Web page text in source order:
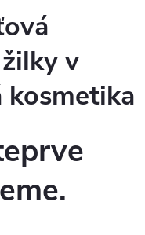
v
kosmetika